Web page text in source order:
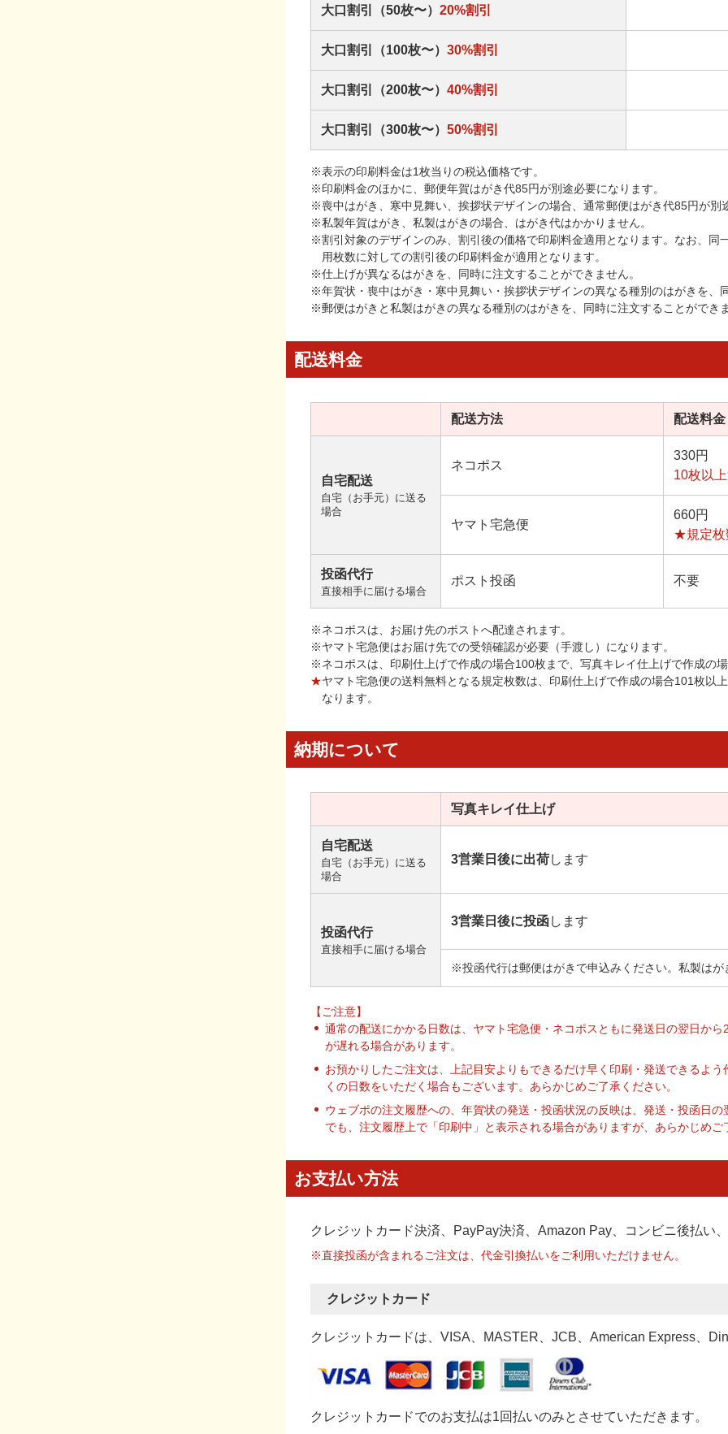
大口割引（50枚〜） 20%割引
大口割引（100枚〜） 30%割引
大口割引（200枚〜） 40%割引
大口割引（300枚〜） 50%割引
※表示の印刷料金は1枚当りの税込価格です。
※印刷料金のほかに、郵便年賀はがき代85円が別途必要になります。
※喪中はがき、寒中見舞い、挨拶状デザインの場合、通常郵便はがき代85円が別
※私製年賀はがき、私製はがきの場合、はがき代はかかりません。
※割引対象のデザインのみ、割引後の価格で印刷料金適用となります。なお、
用枚数に対しての割引後の印刷料金が適用となります。
※仕上げが異なるはがきを、同時に注文することができません。
※年賀状・喪中はがき・寒中見舞い・挨拶状デザインの異なる種別のはがきを、
※郵便はがきと私製はがきの異なる種別のはがきを、同時に注文することができ
配送料金
配送方法 配送料金
自宅配送
自宅（お手元）に送る
場合
ネコポス
330円
10枚以
ヤマト宅急便
660円
★規定枚
投函代行
直接相手に届ける場合
ポスト投函 不要
※ネコポスは、お届け先のポストへ配達されます。
※ヤマト宅急便はお届け先での受領確認が必要（手渡し）になります。
※ネコポスは、印刷仕上げで作成の場合100枚まで、写真キレイ仕上げで作成の
★ヤマト宅急便の送料無料となる規定枚数は、印刷仕上げで作成の場合101枚以
なります。
納期について
写真キレイ仕上げ
自宅配送
自宅（お手元）に送る
場合
3営業日後に出荷します
投函代行
直接相手に届ける場合
3営業日後に投函します
※投函代行は郵便はがきで申込みください。私製は
【ご注意】
通常の配送にかかる日数は、ヤマト宅急便・ネコポスともに発送日の翌日か
が遅れる場合があります。
お預かりしたご注文は、上記目安よりもできるだけ早く印刷・発送できるよ
くの日数をいただく場合もございます。あらかじめご了承ください。
ウェブポの注文履歴への、年賀状の発送・投函状況の反映は、発送・投函日
でも、注文履歴上で「印刷中」と表示される場合がありますが、あらかじめご
お支払い方法
クレジットカード決済、PayPay決済 、Amazon Pay、コンビニ後払い
※直接投函が含まれるご注文は、代金引換払いをご利用いただけません。
クレジットカード
クレジットカードは、VISA、MASTER、JCB、American Express、
クレジットカードでのお支払は1回払いのみとさせていただきます。